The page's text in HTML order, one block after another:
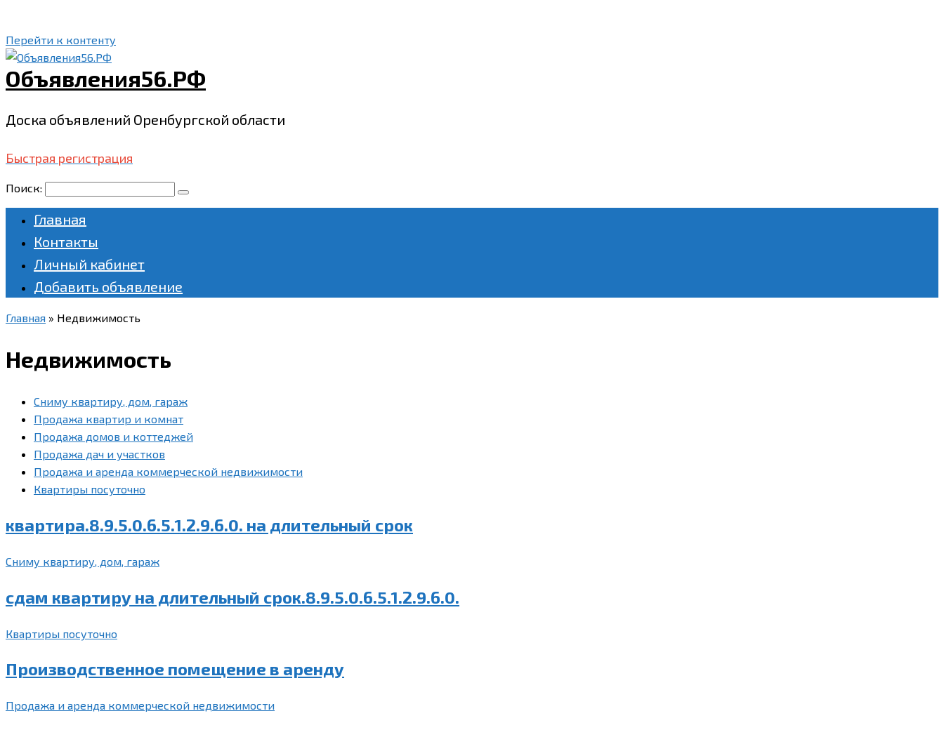
Перейти к контенту
Объявления56.РФ
Доска объявлений Оренбургской области
Быстрая регистрация
Поиск:
Главная
Контакты
Личный кабинет
Добавить объявление
Главная » Недвижимость
Недвижимость
Сниму квартиру, дом, гараж
Продажа квартир и комнат
Продажа домов и коттеджей
Продажа дач и участков
Продажа и аренда коммерческой недвижимости
Квартиры посуточно
квартира.8.9.5.0.6.5.1.2.9.6.0. на длительный срок
Сниму квартиру, дом, гараж
сдам квартиру на длительный срок.8.9.5.0.6.5.1.2.9.6.0.
Квартиры посуточно
Производственное помещение в аренду
Продажа и аренда коммерческой недвижимости